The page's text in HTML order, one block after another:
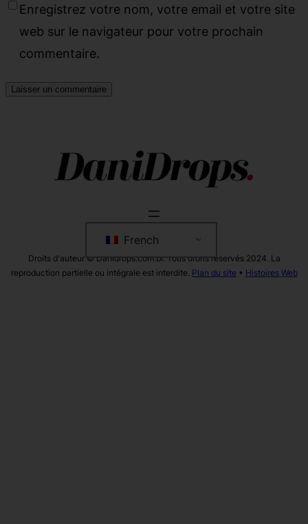
Enregistrez votre nom, votre email et votre site
web sur le navigateur pour votre prochain
commentaire.
French
Droits d'auteur © Danidrops.com.br. Tous droits réservés 2024. La
reproduction partielle ou intégrale est interdite. Plan du site • Histoires Web